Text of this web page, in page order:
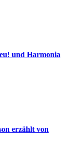
und Harmonia
erzählt von